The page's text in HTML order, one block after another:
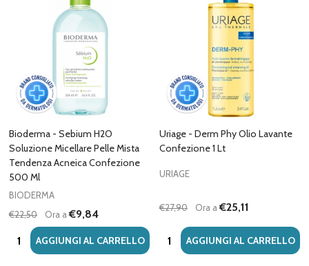
Bioderma - Sebium H2O
Soluzione Micellare Pelle Mista
Tendenza Acneica Confezione
500 Ml
BIODERMA
€22,50
Ora a€9,84
Quantità:AGGIUNGI AL CARRELLO
Uriage - Derm Phy Olio Lavante
Confezione 1 Lt
URIAGE
€27,90 Ora a€25,11
Quantità:AGGIUNGI AL CARRELLO